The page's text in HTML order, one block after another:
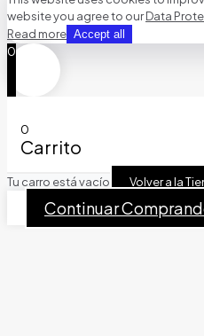
website you agree to ourData
Read more Accept all
0
0
Carrito
Tu carro está vacío Volver a la
Continuar